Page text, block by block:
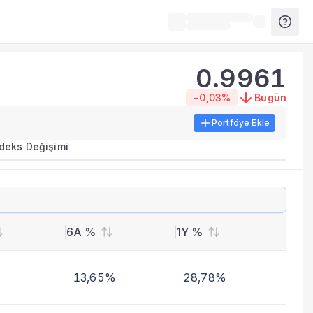
metrikleri listelenir.
benzer fonları inceleyebilirsiniz.
0.9961
-0,03% Bugün
Portföye Ekle
Değişimi
6A % 1Y %
13,65% 28,78%